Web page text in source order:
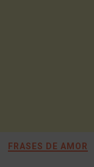
FRASES DE AMOR